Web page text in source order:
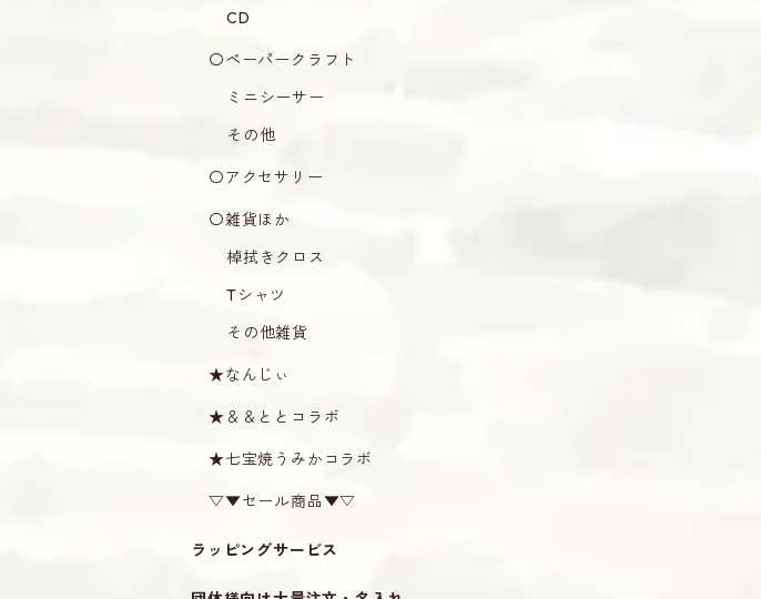
CD
〇ペーパークラフト
ミニシーサー
その他
〇アクセサリー
〇雑貨ほか
棹拭きクロス
Tシャツ
その他雑貨
★なんじぃ
★＆＆ととコラボ
★七宝焼うみかコラボ
▽▼セール商品▼▽
ラッピングサービス